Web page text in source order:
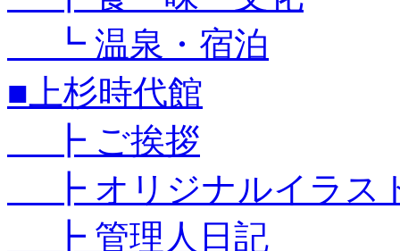
┗ 温泉・宿泊
■上杉時代館
┣ ご挨拶
┣ オリジナルイラス
┣ 管理人日記